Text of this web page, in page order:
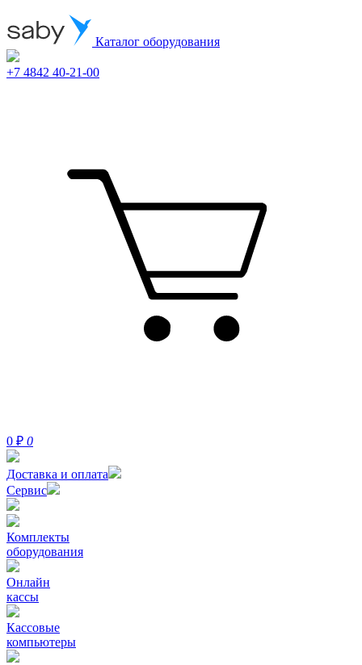
Каталог оборудования
+7 4842 40-21-00
0 ₽ 0
Доставка и оплата
Сервис
Комплекты
оборудования
Онлайн
кассы
Кассовые
компьютеры